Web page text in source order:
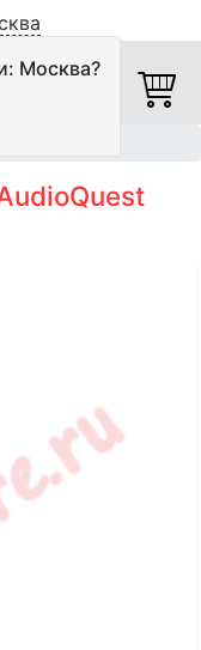
Москва?